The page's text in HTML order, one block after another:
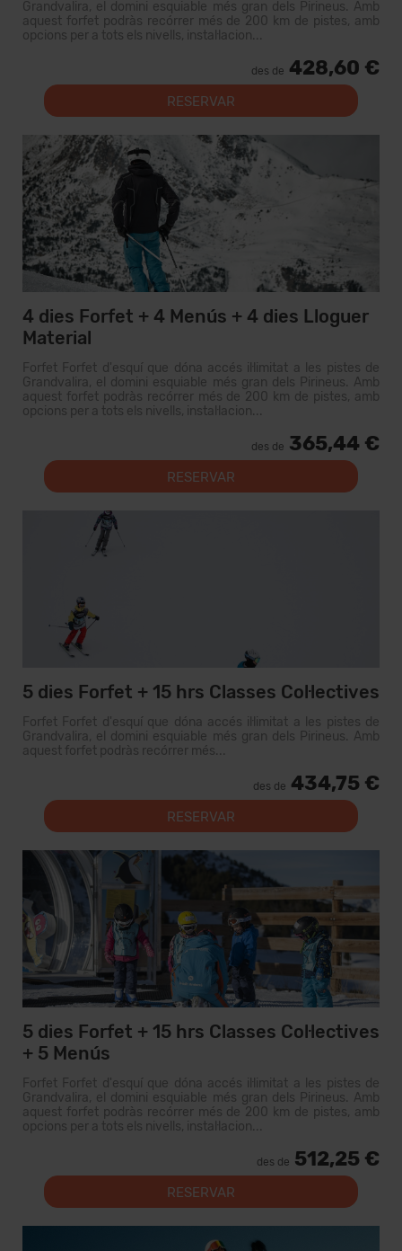
Grandvalira, el domini esquiable més gran dels Pirineus. Amb
aquest forfet podràs recórrer més de 200 km de pistes, amb
opcions per a tots els nivells, instal·lacion...
des de 428,60 €
RESERVAR
4 dies Forfet + 4 Menús + 4 dies Lloguer
Material
Forfet Forfet d'esquí que dóna accés il·limitat a les pistes de
Grandvalira, el domini esquiable més gran dels Pirineus. Amb
aquest forfet podràs recórrer més de 200 km de pistes, amb
opcions per a tots els nivells, instal·lacion...
des de 365,44 €
RESERVAR
5 dies Forfet + 15 hrs Classes Col·lectives
Forfet Forfet d'esquí que dóna accés il·limitat a les pistes de
Grandvalira, el domini esquiable més gran dels Pirineus. Amb
aquest forfet podràs recórrer més...
des de 434,75 €
RESERVAR
5 dies Forfet + 15 hrs Classes Col·lectives
+ 5 Menús
Forfet Forfet d'esquí que dóna accés il·limitat a les pistes de
Grandvalira, el domini esquiable més gran dels Pirineus. Amb
aquest forfet podràs recórrer més de 200 km de pistes, amb
opcions per a tots els nivells, instal·lacion...
des de 512,25 €
RESERVAR